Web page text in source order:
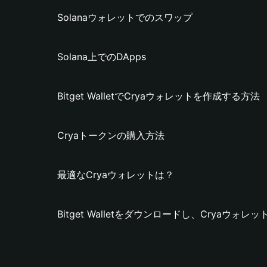
Solanaウォレットでのスワップ
Solana上でのDApps
Bitget WalletでCryaウォレットを作成する方法
Cryaトークンの購入方法
最適なCryaウォレットは？
Bitget Walletをダウンロードし、Cryaウォレッ